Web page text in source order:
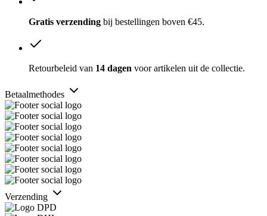
Gratis verzending bij bestellingen boven €45.
Retourbeleid van 14 dagen voor artikelen uit de collectie.
Betaalmethodes
Verzending